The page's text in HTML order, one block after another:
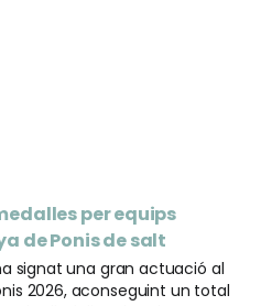
per equips
de Ponis de salt
signat una gran actuació al
2026, aconseguint un total